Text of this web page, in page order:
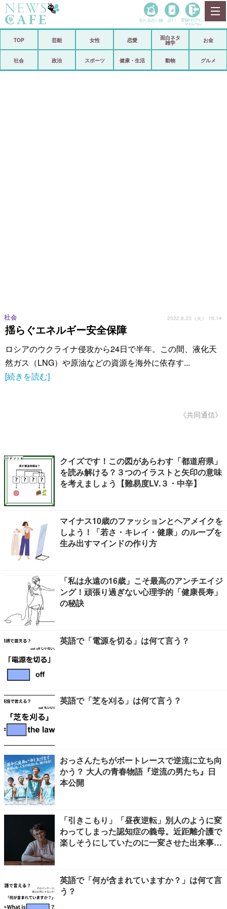
政治
当たる占い師 占い 登録• ログイン
マイルーム
TOP 芸能 女性 恋愛
面白ネタ
雑学
お金
社会 政治 スポーツ 健康・生活 動物 グルメ
揺らぐエネルギー安全保障
社会 2022.8.23（火） 16:14
ロシアのウクライナ侵攻から24日で半年。この間、液化天
然ガス（LNG）や原油などの資源を海外に依存す...
[続きを読む]
《共同通信》
クイズです！この図があらわす「都道府県」
を読み解ける？３つのイラストと矢印の意味
を考えましょう【難易度LV.３・中辛】
マイナス10歳のファッションとヘアメイクを
しよう！「若さ・キレイ・健康」のループを
生み出すマインドの作り方
「私は永遠の16歳」こそ最高のアンチエイジ
ング！頑張り過ぎない心理学的「健康長寿」
の秘訣
英語で「電源を切る」は何て言う？
英語で「芝を刈る」は何て言う？
おっさんたちがボートレースで逆流に立ち向
かう？ 大人の青春物語『逆流の男たち』日
本公開
「引きこもり」「昼夜逆転」別人のように変
わってしまった認知症の義母。近距離介護で
楽しそうにしていたのに一変させた出来事と
英語で「何が含まれていますか？」は何て言
う？